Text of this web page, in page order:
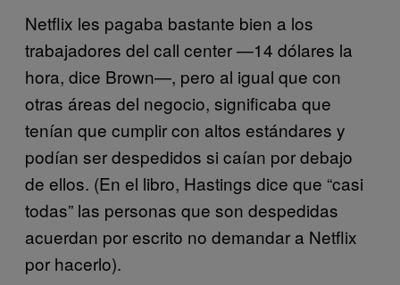
Netflix les pagaba bastante bien a los
trabajadores del call center —14 dólares la
hora, dice Brown—, pero al igual que con
otras áreas del negocio, significaba que
tenían que cumplir con altos estándares y
podían ser despedidos si caían por debajo
de ellos. (En el libro, Hastings dice que “casi
todas” las personas que son despedidas
acuerdan por escrito no demandar a Netflix
por hacerlo).